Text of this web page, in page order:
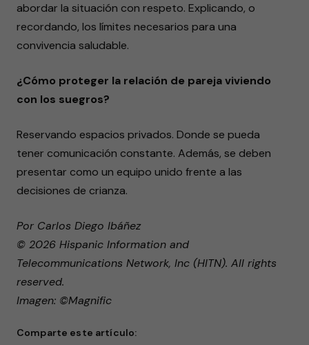
abordar la situación con respeto. Explicando, o
recordando, los límites necesarios para una
convivencia saludable.
¿Cómo proteger la relación de pareja viviendo
con los suegros?
Reservando espacios privados. Donde se pueda
tener comunicación constante. Además, se deben
presentar como un equipo unido frente a las
decisiones de crianza.
Por Carlos Diego Ibáñez
© 2026 Hispanic Information and
Telecommunications Network, Inc (HITN). All rights
reserved.
Imagen: ©Magnific
Comparte este artículo: